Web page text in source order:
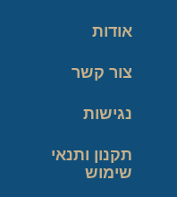
אודות
צור קשר
נגישות
תקנון ותנאי
שימוש